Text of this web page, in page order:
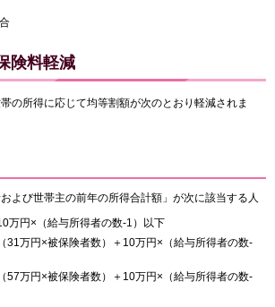
険料軽減
の所得に応じて均等割額が次のとおり軽減されま
および世帯主の前年の所得合計額」が次に該当する人
万円×（給与所得者の数-1）以下
31万円×被保険者数）＋10万円×（給与所得者の数-
57万円×被保険者数）＋10万円×（給与所得者の数-